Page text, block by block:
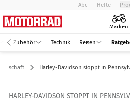
Abo Hefte
Marken
Zubehör Technik Reisen
Harley-Davidson stoppt in
HARLEY-DAVIDSON STOPPT IN